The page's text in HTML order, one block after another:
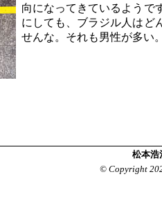
向になってきているようで
にしても、ブラジル人はど
せんな。それも男性が多い
松本
© Copyright